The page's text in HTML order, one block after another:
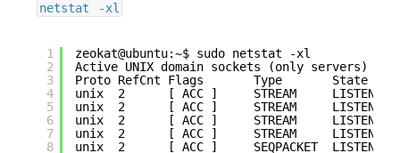
netstat -xl
1
2
3
4
5
6
7
8
zeokat@ubuntu:~$ sudo netstat -xl
Active UNIX domain sockets (only servers)
Proto RefCnt Flags       Type       State
unix  2      [ ACC ]     STREAM
unix  2      [ ACC ]     STREAM
unix  2      [ ACC ]     STREAM
unix  2      [ ACC ]     STREAM
unix  2      [ ACC ]     SEQPACKET